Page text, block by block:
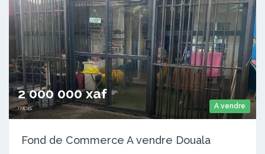
A vendre
2 000 000 xaf
mois
Fond de Commerce A vendre Douala